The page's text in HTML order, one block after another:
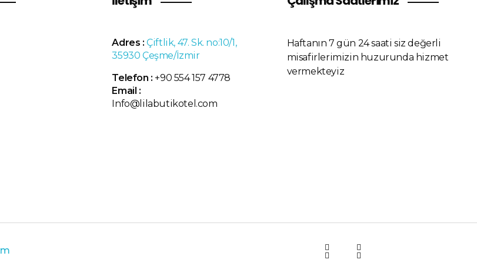
Adres : Çiftlik, 47. Sk. no:10/1,
35930 Çeşme/İzmir
Telefon : +90 554 157 4778
Email :
Info@lilabutikotel.com
Haftanın 7 gün 24 saati siz değerli
misafirlerimizin huzurunda hizmet
vermekteyiz